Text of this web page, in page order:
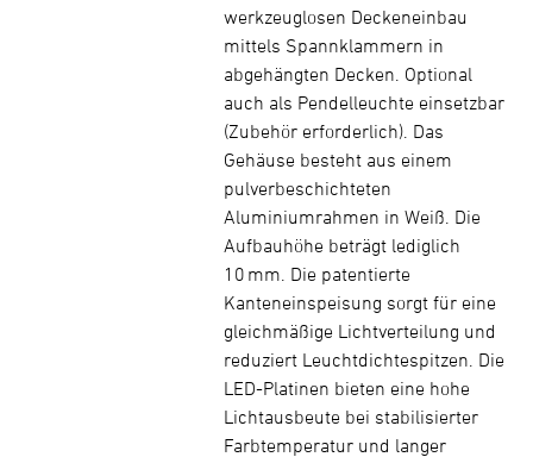
werkzeuglosen Deckeneinbau
mittels Spannklammern in
abgehängten Decken. Optional
auch als Pendelleuchte einsetzbar
(Zubehör erforderlich). Das
Gehäuse besteht aus einem
pulverbeschichteten
Aluminiumrahmen in Weiß. Die
Aufbauhöhe beträgt lediglich
10 mm. Die patentierte
Kanteneinspeisung sorgt für eine
gleichmäßige Lichtverteilung und
reduziert Leuchtdichtespitzen. Die
LED-Platinen bieten eine hohe
Lichtausbeute bei stabilisierter
Farbtemperatur und langer